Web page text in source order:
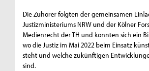
Die Zuhörer folgten der gemeinsamen
Justizministeriums NRW und der Kölner
Medienrecht der TH und konnten sich ein
wo die Justiz im Mai 2022 beim Einsatz
steht und welche zukünftigen
sind.